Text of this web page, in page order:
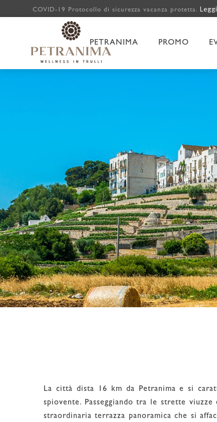
COVID-19 Protocollo di sicurezza vacanza protetta.
PETRANIMA PROMO
La città dista 16 km da Petranima e si
spiovente. Passeggiando tra le strette
straordinaria terrazza panoramica che si